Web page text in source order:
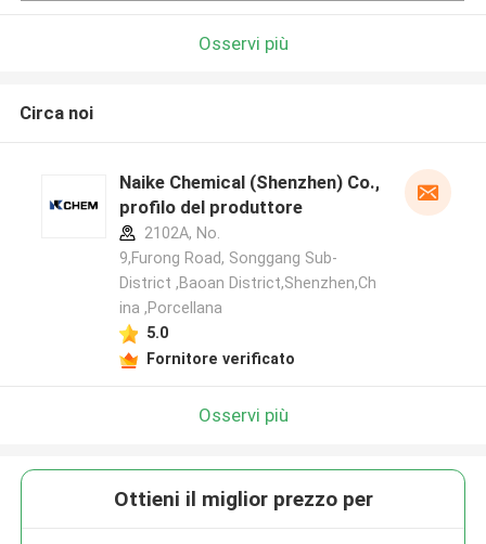
Osservi più
Circa noi
Naike Chemical (Shenzhen) Co., Ltd
profilo del produttore
2102A, No.
9,Furong Road, Songgang Sub-
District ,Baoan District,Shenzhen,Ch
ina ,Porcellana
5.0
Fornitore verificato
Osservi più
Ottieni il miglior prezzo per